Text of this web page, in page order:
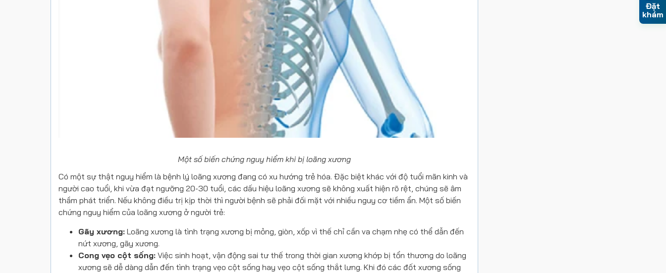
Một số biến chứng nguy hiểm khi bị loãng xương
Có một sự thật nguy hiểm là bệnh lý loãng xương đang có xu hướng trẻ hóa. Đặc biệt khác với độ tuổi mãn kinh và
người cao tuổi, khi vừa đạt ngưỡng 20-30 tuổi, các dấu hiệu loãng xương sẽ không xuất hiện rõ rệt, chúng sẽ âm
thầm phát triển. Nếu không điều trị kịp thời thì người bệnh sẽ phải đối mặt với nhiều nguy cơ tiềm ẩn. Một số biến
chứng nguy hiểm của loãng xương ở người trẻ:
Gãy xương: Loãng xương là tình trạng xương bị mỏng, giòn, xốp vì thế chỉ cần va chạm nhẹ có thể dẫn đến
nứt xương, gãy xương.
Cong vẹo cột sống: Việc sinh hoạt, vận động sai tư thế trong thời gian xương khớp bị tổn thương do loãng
xương sẽ dễ dàng dẫn đến tình trạng vẹo cột sống hay vẹo cột sống thắt lưng. Khi đó các đốt xương sống
Đặt
khám